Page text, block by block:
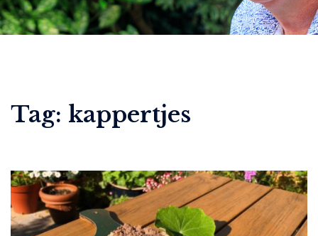
Tag: kappertjes